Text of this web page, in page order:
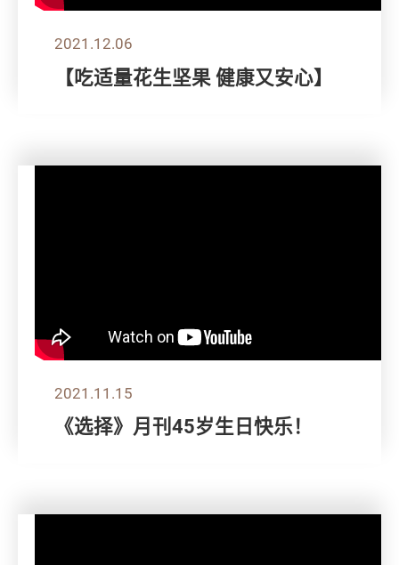
2021.12.06
【吃适量花生坚果 健康又安心】
2021.11.15
《选择》月刊45岁生日快乐！